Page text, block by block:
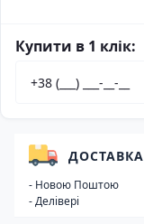
Купити в 1 клік:
ДОСТАВКА
- Новою Поштою
- Делівері